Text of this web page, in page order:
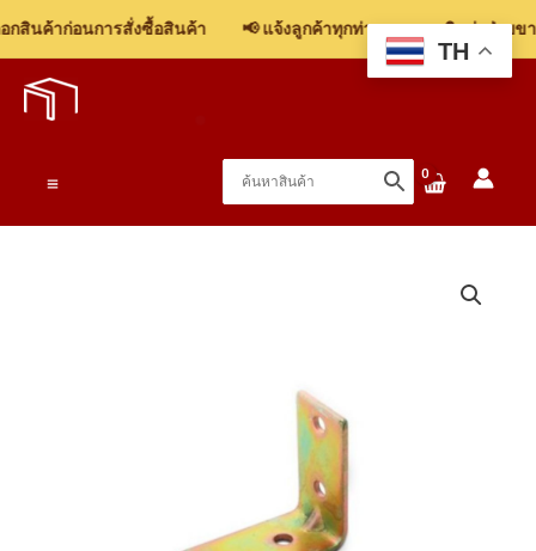
สินค้าก่อนการสั่งซื้อสินค้า 📢 แจ้งลูกค้าทุกท่าน: รบกวนติดต่อฝ่ายข
TH
แอง
เกิ้ล
17x32x32x1.6mm